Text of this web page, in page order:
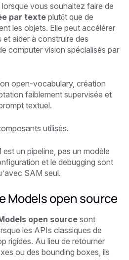
vous souhaitez faire de
par texte plutôt que de
les objets. Elle peut accélérer
aider à construire des
computer vision spécialisés par
open-vocabulary, création
faiblement supervisée et
textuel.
utilisés.
un pipeline, pas un modèle
et le debugging sont
SAM seul.
Models open source
open source sont
les APIs classiques de
rigides. Au lieu de retourner
ou des bounding boxes, ils